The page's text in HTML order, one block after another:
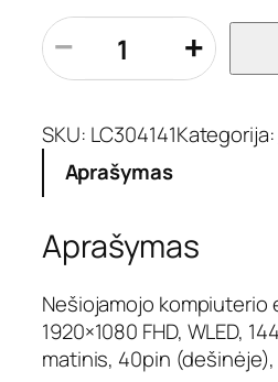
p
r
o
u
k
o
i
k
i
s
:
− +
SKU: LC304141Kategorija:
Aprašymas
Aprašymas
Nešiojamojo kompiuterio
1920×1080 FHD, WLED,
matinis, 40pin (dešinėje),